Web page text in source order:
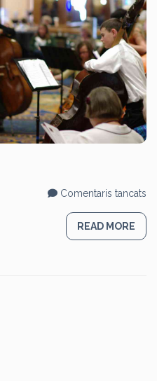
Comentaris tancats
READ MORE